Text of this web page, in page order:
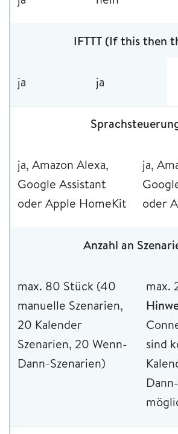
IFTTT (If this then
ja ja
ja, Amazon Alexa,
Google Assistant
oder Apple HomeKit
ja,
oder
Anzahl an
max. 80 Stück (40
manuelle Szenarien,
20 Kalender
Szenarien, 20 Wenn-
Dann-Szenarien)
max.
sind